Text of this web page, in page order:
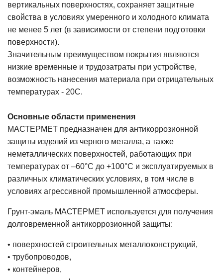
вертикальных поверхностях, сохраняет защитные
свойства в условиях умеренного и холодного климата
не менее 5 лет (в зависимости от степени подготовки
поверхности).
Значительным преимуществом покрытия являются
низкие временные и трудозатраты при устройстве,
возможность нанесения материала при отрицательных
температурах - 20С.
Основные области применения
МАСТЕРМЕТ предназначен для антикоррозионной
защиты изделий из черного металла, а также
неметаллических поверхностей, работающих при
температурах от –60°С до +100°С и эксплуатируемых в
различных климатических условиях, в том числе в
условиях агрессивной промышленной атмосферы.
Грунт-эмаль МАСТЕРМЕТ используется для получения
долговременной антикоррозионной защиты:
• поверхностей строительных металлоконструкций,
• трубопроводов,
• контейнеров,